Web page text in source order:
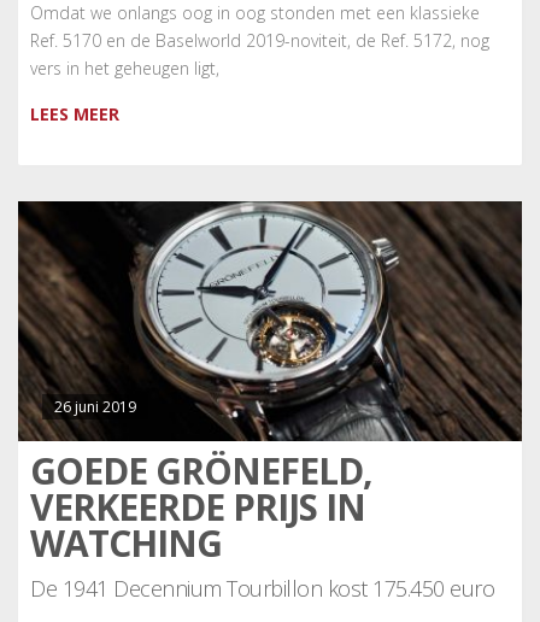
Omdat we onlangs oog in oog stonden met een klassieke
Ref. 5170 en de Baselworld 2019-noviteit, de Ref. 5172, nog
vers in het geheugen ligt,
LEES MEER
26 juni 2019
GOEDE GRÖNEFELD,
VERKEERDE PRIJS IN
WATCHING
De 1941 Decennium Tourbillon kost 175.450 euro